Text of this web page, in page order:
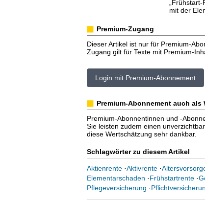
mit der
Premium-Zugang
Dieser Artikel ist nur für Premium-
Zugang gilt für Texte mit Premium-
Login mit Premium-Abonnement
Premium-Abonnement auch
Premium-Abonnentinnen und -
Sie leisten zudem einen
diese Wertschätzung sehr dankbar.
Schlagwörter zu diesem Artikel
Aktienrente·Aktivrente·
Elementarschaden ·Frühstartrente·
Pflegeversicherung ·